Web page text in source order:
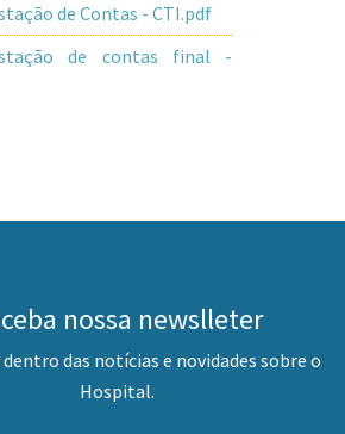
de Contas - CTI.pdf
de contas final -
nossa newslleter
das notícias e novidades sobre o
Hospital.